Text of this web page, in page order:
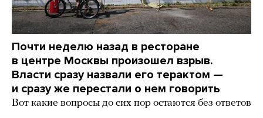
Почти неделю назад в ресторане
в центре Москвы произошел взрыв.
Власти сразу назвали его терактом —
и сразу же перестали о нем говорить
Вот какие вопросы до сих пор остаются без ответов